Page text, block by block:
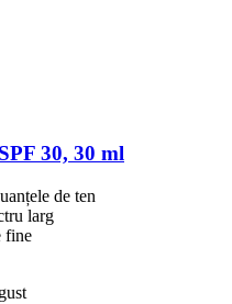
30, 30 ml
de ten
larg
fine